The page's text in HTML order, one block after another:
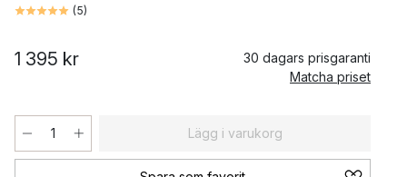
(5)
1 395 kr
30 dagars prisgaranti
Matcha priset
Lägg i varukorg